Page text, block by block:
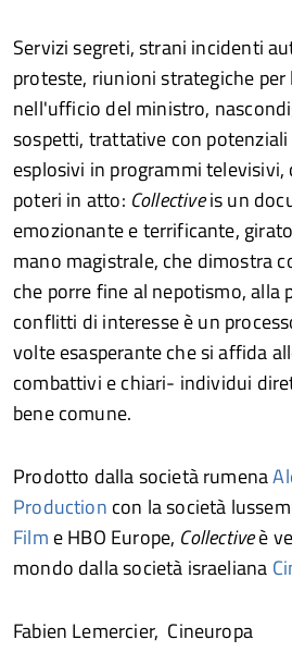
Servizi segreti, strani incidenti
proteste, riunioni strategiche per
nell'ufficio del ministro,
sospetti, trattative con
esplosivi in ​​programmi
poteri in atto: Collectiveis un
emozionante e terrificante,
mano magistrale, che dimostra
che porre fine al nepotismo, alla
conflitti di interesse è un
volte esasperante che si affida
combattivi e chiari- individui
bene comune.
Prodotto dalla società rumena
Production con la società
Film e HBO Europe, Collectiveè
mondo dalla società israeliana
Fabien Lemercier, Cineuropa